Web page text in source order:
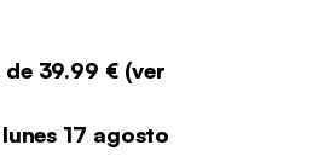
de 39.99 €(ver
lunes 17 agosto